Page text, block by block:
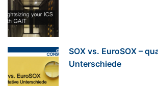
SOX vs. EuroSOX –
Unterschiede